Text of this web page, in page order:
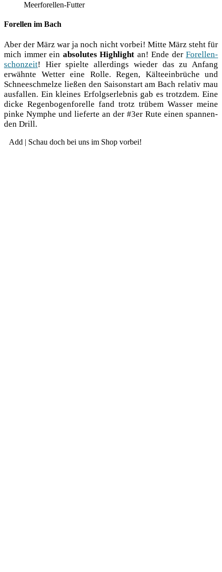
Meer­fo­rel­len-Fut­ter
Forellen im Bach
Aber der März war ja noch nicht vor­bei! Mit­te März steht für
mich immer ein abso­lu­tes High­light an! Ende der Forel­len­
schon­zeit! Hier spiel­te aller­dings wie­der das zu Anfang
erwähn­te Wet­ter eine Rol­le. Regen, Käl­te­ein­brü­che und
Schnee­schmel­ze lie­ßen den Sai­son­start am Bach rela­tiv mau
aus­fal­len. Ein klei­nes Erfolgs­er­leb­nis gab es trotz­dem. Eine
dicke Regen­bo­gen­fo­rel­le fand trotz trü­bem Was­ser mei­ne
pin­ke Nym­phe und lie­fer­te an der #3er Rute einen span­nen­
den Drill.
Add | Schau doch bei uns im Shop vorbei!